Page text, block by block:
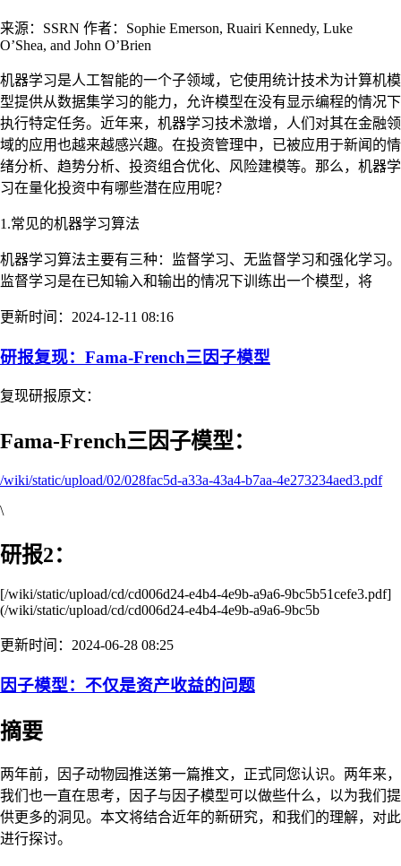
来源：SSRN 作者：Sophie Emerson, Ruairi Kennedy, Luke
O’Shea, and John O’Brien
机器学习是人工智能的一个子领域，它使用统计技术为计算机模
型提供从数据集学习的能力，允许模型在没有显示编程的情况下
执行特定任务。近年来，机器学习技术激增，人们对其在金融领
域的应用也越来越感兴趣。在投资管理中，已被应用于新闻的情
绪分析、趋势分析、投资组合优化、风险建模等。那么，机器学
习在量化投资中有哪些潜在应用呢？
1.常见的机器学习算法
机器学习算法主要有三种：监督学习、无监督学习和强化学习。
监督学习是在已知输入和输出的情况下训练出一个模型，将
更新时间：2024-12-11 08:16
研报复现：Fama-French三因子模型
复现研报原文：
Fama-French三因子模型：
/wiki/static/upload/02/028fac5d-a33a-43a4-b7aa-4e273234aed3.pdf
\
研报2：
[/wiki/static/upload/cd/cd006d24-e4b4-4e9b-a9a6-9bc5b51cefe3.pdf]
(/wiki/static/upload/cd/cd006d24-e4b4-4e9b-a9a6-9bc5b
更新时间：2024-06-28 08:25
因子模型：不仅是资产收益的问题
摘要
两年前，因子动物园推送第一篇推文，正式同您认识。两年来，
我们也一直在思考，因子与因子模型可以做些什么，以为我们提
供更多的洞见。本文将结合近年的新研究，和我们的理解，对此
进行探讨。